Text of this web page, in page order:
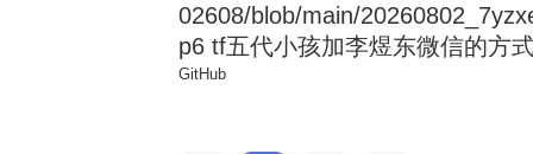
02608/blob/main/
p6 tf五代小孩加李煜东微信的方
GitHub